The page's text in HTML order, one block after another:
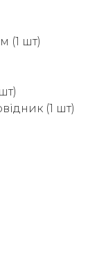
(1 шт)
(1 шт)